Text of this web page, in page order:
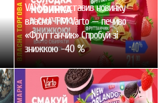
VARUS представив новинку
власної ТМ Varto — печиво
«Фруттанчик» Спробуй зі
знижкою -40 %